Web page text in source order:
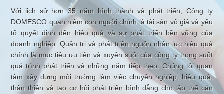
Với lịch sử hơn 35 năm hình thành và phát triển, Công ty
DOMESCO quan niệm con người chính là tài sản vô giá và yếu
tố quyết định đến hiệu quả và sự phát triển bền vững của
doanh nghiệp. Quản trị và phát triển nguồn nhân lực hiệu quả
chính là mục tiêu ưu tiên và xuyên suốt của công ty trong suốt
quá trình phát triển và những năm tiếp theo. Chúng tôi quan
tâm xây dựng môi trường làm việc chuyên nghiệp, hiệu quả,
thân thiện và tạo cơ hội phát triển bình đẳng cho tập thể cán